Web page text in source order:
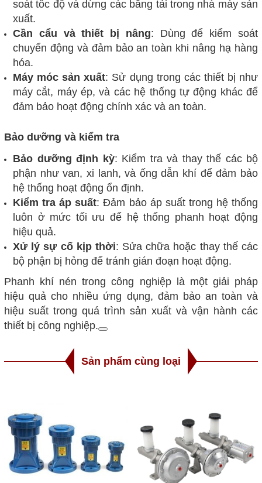
soát tốc độ và dừng các băng tải trong nhà máy sản
xuất.
Cần cẩu và thiết bị nâng: Dùng để kiểm soát
chuyển động và đảm bảo an toàn khi nâng hạ hàng
hóa.
Máy móc sản xuất: Sử dụng trong các thiết bị như
máy cắt, máy ép, và các hệ thống tự động khác để
đảm bảo hoạt động chính xác và an toàn.
Bảo dưỡng và kiểm tra
Bảo dưỡng định kỳ: Kiểm tra và thay thế các bộ
phận như van, xi lanh, và ống dẫn khí để đảm bảo
hệ thống hoạt động ổn định.
Kiểm tra áp suất: Đảm bảo áp suất trong hệ thống
luôn ở mức tối ưu để hệ thống phanh hoạt động
hiệu quả.
Xử lý sự cố kịp thời: Sửa chữa hoặc thay thế các
bộ phận bị hỏng để tránh gián đoạn hoạt động.
Phanh khí nén trong công nghiệp là một giải pháp
hiệu quả cho nhiều ứng dụng, đảm bảo an toàn và
hiệu suất trong quá trình sản xuất và vận hành các
thiết bị công nghiệp.
Sản phẩm cùng loại